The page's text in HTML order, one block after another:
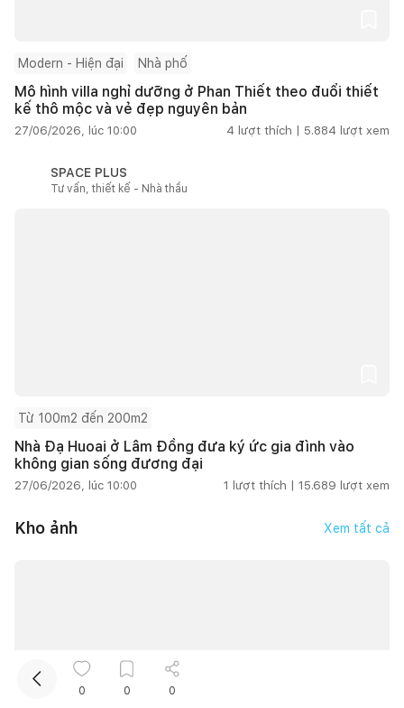
Modern - Hiện đại Nhà phố
Mô hình villa nghỉ dưỡng ở Phan Thiết theo đuổi thiết
kế thô mộc và vẻ đẹp nguyên bản
27/06/2026, lúc 10:00 4 lượt thích | 5.884 lượt xem
SPACE PLUS
Tư vấn, thiết kế - Nhà thầu
Từ 100m2 đến 200m2
Nhà Đạ Huoai ở Lâm Đồng đưa ký ức gia đình vào
không gian sống đương đại
27/06/2026, lúc 10:00 1 lượt thích | 15.689 lượt xem
Kho ảnh Xem tất cả
0 0 0
Kết nối thiết kế, thi công